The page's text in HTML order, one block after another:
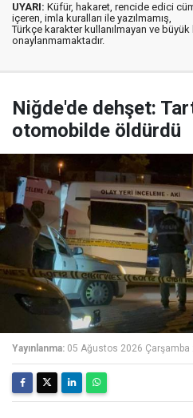
UYARI: Küfür, hakaret, rencide edici
içeren, imla kuralları ile yazılmamış,
Türkçe karakter kullanılmayan ve büyük
onaylanmamaktadır.
Niğde'de dehşet:
otomobilde öldürdü
Yayınlanma: 05 Ağustos 2026 Çarşamba